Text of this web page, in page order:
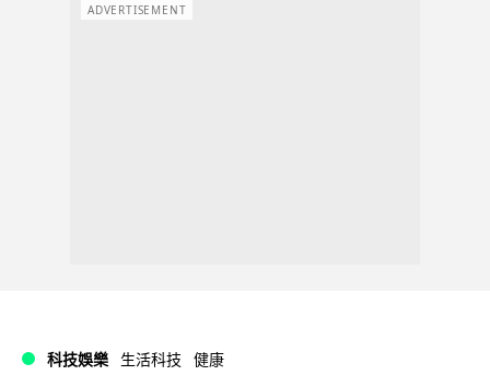
ADVERTISEMENT
科技娛樂 生活科技 健康